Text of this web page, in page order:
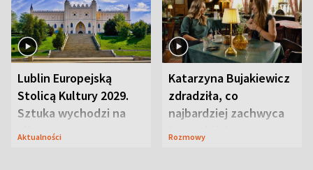
Lublin Europejską
Stolicą Kultury 2029.
Sztuka wychodzi na
ulice
Aktualności
Katarzyna Bujakiewicz
zdradziła, co
najbardziej zachwyca
ją w Lublinie
Rozmowy